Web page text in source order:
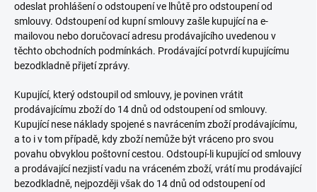
odeslat prohlášení o odstoupení ve lhůtě pro odstoupení od
smlouvy. Odstoupení od kupní smlouvy zašle kupující na e-
mailovou nebo doručovací adresu prodávajícího uvedenou v
těchto obchodních podmínkách. Prodávající potvrdí kupujícímu
bezodkladně přijetí zprávy.
Kupující, který odstoupil od smlouvy, je povinen vrátit
prodávajícímu zboží do 14 dnů od odstoupení od smlouvy.
Kupující nese náklady spojené s navrácením zboží prodávajícímu,
a to i v tom případě, kdy zboží nemůže být vráceno pro svou
povahu obvyklou poštovní cestou. Odstoupí-li kupující od smlouvy
a prodávající nezjistí vadu na vráceném zboží, vrátí mu prodávající
bezodkladně, nejpozději však do 14 dnů od odstoupení od